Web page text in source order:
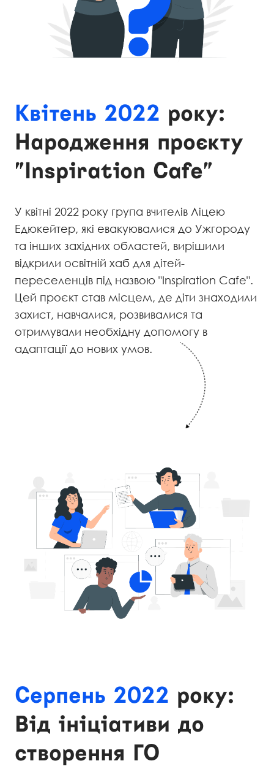
Квітень 2022 року:
Народження проєкту
"Inspiration Cafe"
У квітні 2022 року група вчителів Ліцею
Едюкейтер, які евакуювалися до Ужгороду
та інших західних областей, вирішили
відкрили освітній хаб для дітей-
переселенців під назвою "Inspiration Cafe".
Цей проєкт став місцем, де діти знаходили
захист, навчалися, розвивалися та
отримували необхідну допомогу в
адаптації до нових умов.
Серпень 2022 року:
Від ініціативи до
створення ГО